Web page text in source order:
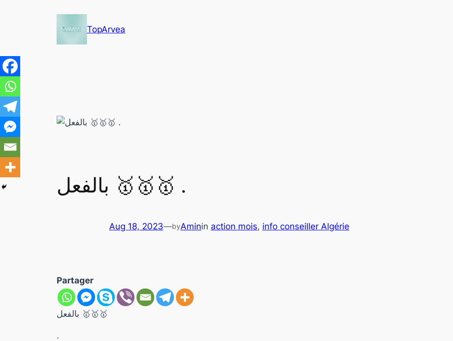
TopArvea
بالفعل 🥇🥇🥇 .
Aug 18, 2023—byAminin action mois, info conseiller Algérie
Partager
بالفعل 🥇🥇🥇
.